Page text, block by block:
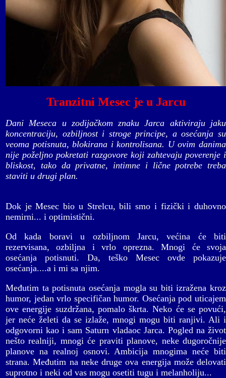
Tranzitni Mesec je u Jarcu
Dani Meseca u zodijačkom znaku Jarca aktiviraju jaku
koncentraciju, ozbiljnost i stroge principe, a osećanja su
veoma potisnuta, blokirana i kontrolisana. U ovim danima
nije poželjno pokretati razgovore koji zahtevaju poverenje i
bliskost, tako da privatne, intimne i lične potrebe treba
staviti u drugi plan.
Dok je Mesec bio u Strelcu, bili smo i fizički i duhovno
nemirni... i optimistični.
Od kada boravi u ozbiljnom Jarcu, većina će biti
rezervisana, ozbiljna i vrlo oprezna. Mnogi će svoja
osećanja potisnuti. Da, teško Mesec ovde pokazuje
osećanja....a i mi sa njim.
Međutim ta potisnuta osećanja mogla su biti izražena kroz
humor, jedan vrlo specifičan humor. Osećanja pod uticajem
ove energije suzdržana, pomalo škrta. Neko će se povući,
jer neće želeti da se izlaže, mnogi mogu biti ranjivi. Ali i
odgovorni kao i sam Saturn vladaoc Jarca. Pogled na život
nešto realniji, mnogi će praviti planove, neke dugoročnije
planove na realnoj osnovi. Ambicija mnogima neće biti
strana. Međutim na neke druge ova energija može delovati
suprotno i neki od vas mogu osetiti tugu i melanholiju...